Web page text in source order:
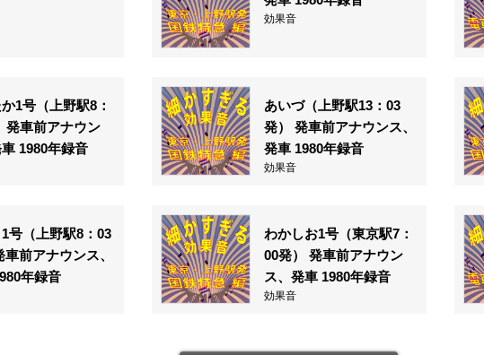
効果音
1号（上野駅8：
発車前アナウン
1980年録音
あいづ（上野駅13：03
発） 発車前アナウンス、
発車 1980年録音
効果音
号（上野駅8：03
車前アナウンス、
年録音
わかしお1号（東京駅7：
00発） 発車前アナウン
ス、発車 1980年録音
効果音